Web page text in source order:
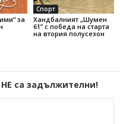
за
Спорт
Хандбалният „Шумен
61” с победа на старта
на втория полусезон
са задължителни!